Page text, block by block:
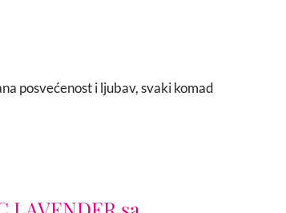
posvećenost i ljubav, svaki komad